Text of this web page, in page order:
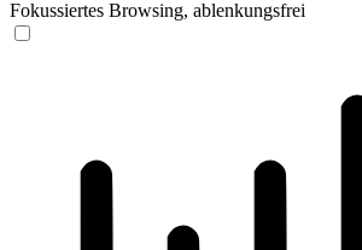
Fokussiertes Browsing, ablenkungsfrei